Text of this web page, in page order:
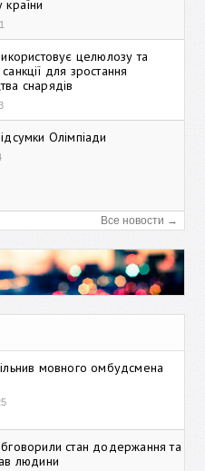
країни
целюлозу та
для зростання
снарядів
Олімпіади
Все новости →
мовного омбудсмена
стан додержання та
людини